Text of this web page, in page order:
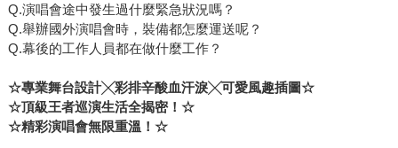
Q.演唱會途中發生過什麼緊急狀況嗎？
Q.舉辦國外演唱會時，裝備都怎麼運送呢？
Q.幕後的工作人員都在做什麼工作？
☆專業舞台設計╳彩排辛酸血汗淚╳可愛風趣插圖☆
☆頂級王者巡演生活全揭密！ ☆
☆精彩演唱會無限重溫！ ☆